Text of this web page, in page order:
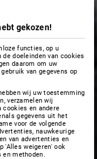
gekozen!
functies, op u
doeleinden van cookies
daarom om uw
van gegevens op
wij uw toestemming
verzamelen wij
en andere
gegevens uit het
voor de volgende
nauwkeurige
van advertenties en
'Alles weigeren' ook
en methoden.